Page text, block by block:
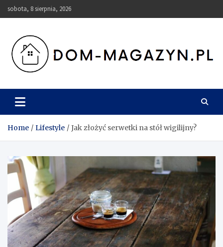
Skip
to
sobota, 8 sierpnia, 2026
Dom-Magazyn.pl
Home Lifestyle Jak złożyć serwetki na stół wigilijny?